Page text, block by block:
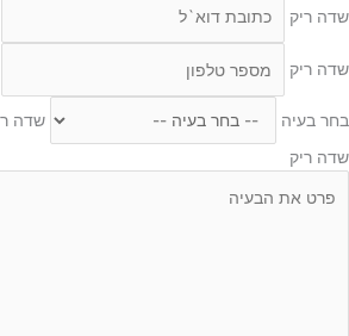
שדה ריק
שדה ריק
בחר בעיה
שדה
שדה ריק